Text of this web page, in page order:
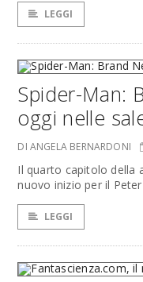
LEGGI
Spider-Man:
oggi nelle
DI ANGELA BERNARDONI
Il quarto capitolo della
nuovo inizio per il
LEGGI